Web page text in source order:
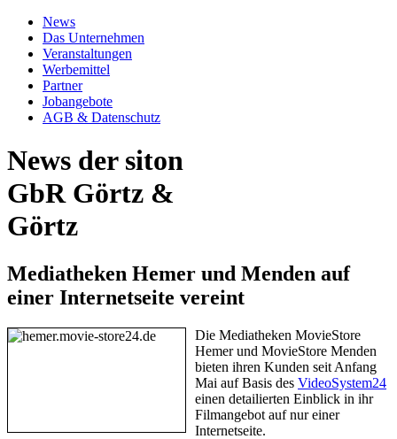
News
Das Unternehmen
Veranstaltungen
Werbemittel
Partner
Jobangebote
AGB & Datenschutz
News der siton
GbR Görtz &
Görtz
Mediatheken Hemer und Menden auf
einer Internetseite vereint
Die Mediatheken MovieStore
Hemer und MovieStore Menden
bieten ihren Kunden seit Anfang
Mai auf Basis des VideoSystem24
einen detailierten Einblick in ihr
Filmangebot auf nur einer
Internetseite.